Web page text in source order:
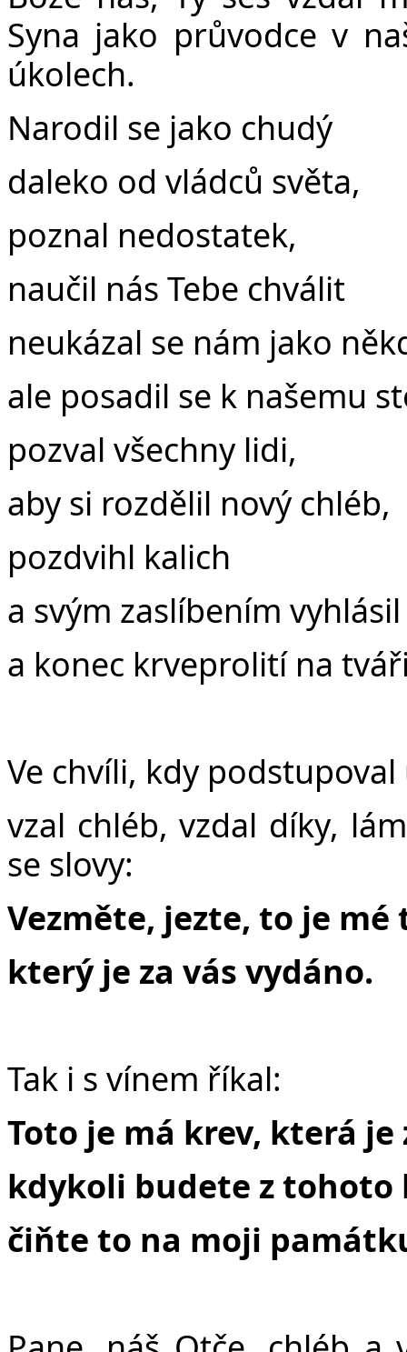
Syna jako průvodce v
úkolech.
Narodil se jako chudý
daleko od vládců světa,
poznal nedostatek,
naučil nás Tebe chválit
neukázal se nám jako
ale posadil se k našemu
pozval všechny lidi,
aby si rozdělil nový chléb,
pozdvihl kalich
a svým zaslíbením
a konec krveprolití na
Ve chvíli, kdy
vzal chléb, vzdal díky,
se slovy:
Vezměte, jezte, to je mé
který je za vás vydáno.
Tak i s vínem říkal:
Toto je má krev, která
kdykoli budete z tohoto
čiňte to na moji